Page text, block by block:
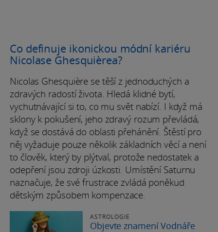
Co definuje ikonickou módní kariéru
Nicolase Ghesquièrea?
Nicolas Ghesquière se těší z jednoduchých a
zdravých radostí života. Hledá klidné bytí,
vychutnávající si to, co mu svět nabízí. I když má
sklony k pokušení, jeho zdravý rozum převládá,
když se dostává do oblasti přehánění. Štěstí pro
něj vyžaduje pouze několik základních věcí a není
to člověk, který by plýtval, protože nedostatek a
odepření jsou zdroji úzkosti. Umístění Saturnu
naznačuje, že své frustrace zvládá poněkud
dětským způsobem kompenzace.
ASTROLOGIE
Objevte znamení Vodnáře